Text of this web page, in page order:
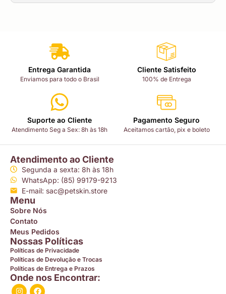
Entrega Garantida
Enviamos para todo o Brasil
Cliente Satisfeito
100% de Entrega
Suporte ao Cliente
Atendimento Seg a Sex: 8h às 18h
Pagamento Seguro
Aceitamos cartão, pix e boleto
Atendimento ao Cliente
Segunda a sexta: 8h às 18h
WhatsApp: (85) 99179-9213
E-mail: sac@petskin.store
Menu
Sobre Nós
Contato
Meus Pedidos
Nossas Políticas
Políticas de Privacidade
Políticas de Devolução e Trocas
Políticas de Entrega e Prazos
Onde nos Encontrar: